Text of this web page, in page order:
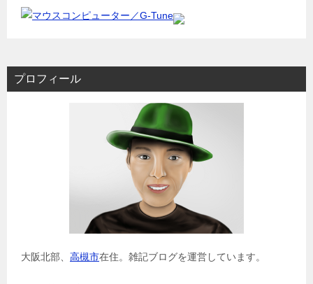
プロフィール
大阪北部、 高槻市在住。雑記ブログを運営しています。